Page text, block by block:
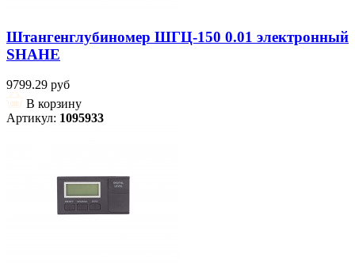
Штангенглубиномер ШГЦ-150 0.01 электронный
SHAHE
9799.29 руб
В корзину
Артикул: 1095933